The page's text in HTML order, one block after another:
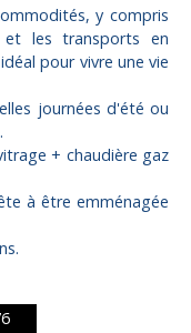
y compris
et les transports en
pour vivre une vie
journées d'été ou
+ chaudière gaz
à être emménagée